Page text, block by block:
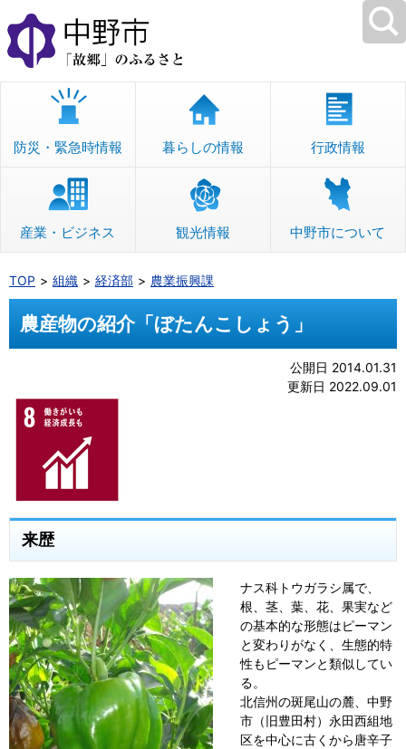
本
文
へ
移
防災・緊急時情報 暮らしの情報 行政情報
産業・ビジネス 観光情報 中野市について
TOP 組織 経済部 農業振興課
農産物の紹介「ぼたんこしょう」
公開日 2014.01.31
更新日 2022.09.01
来歴
ナス科トウガラシ属で、
根、茎、葉、花、果実など
の基本的な形態はピーマン
と変わりがなく、生態的特
性もピーマンと類似してい
る。
北信州の斑尾山の麓、中野
市（旧豊田村）永田西組地
区を中心に古くから唐辛子